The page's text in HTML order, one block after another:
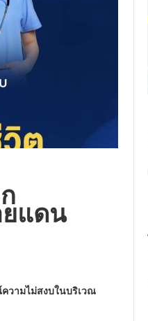
แดน
วามไม่สงบในบริเวณ